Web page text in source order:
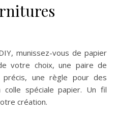
munissez-vous de papier
votre choix, une paire de
précis, une règle pour des
spéciale papier. Un fil
création.